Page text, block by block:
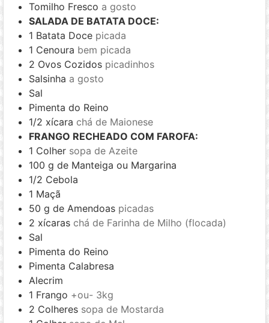
Tomilho Fresco a gosto
SALADA DE BATATA DOCE:
1 Batata Doce picada
1 Cenoura bem picada
2 Ovos Cozidos picadinhos
Salsinha a gosto
Sal
Pimenta do Reino
1/2 xícara chá de Maionese
FRANGO RECHEADO COM FAROFA:
1 Colher sopa de Azeite
100 g de Manteiga ou Margarina
1/2 Cebola
1 Maçã
50 g de Amendoas picadas
2 xícaras chá de Farinha de Milho (flocada)
Sal
Pimenta do Reino
Pimenta Calabresa
Alecrim
1 Frango +ou- 3kg
2 Colheres sopa de Mostarda